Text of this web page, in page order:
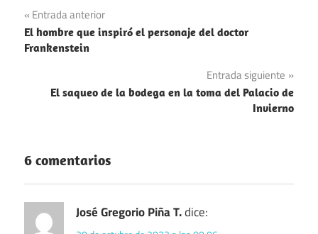
Religión
Navegación
de
Entrada anterior
El hombre que inspiró el personaje del doctor
Frankenstein
Entrada siguiente
El saqueo de la bodega en la toma del Palacio de
Invierno
6 comentarios
José Gregorio Piña T.dice: